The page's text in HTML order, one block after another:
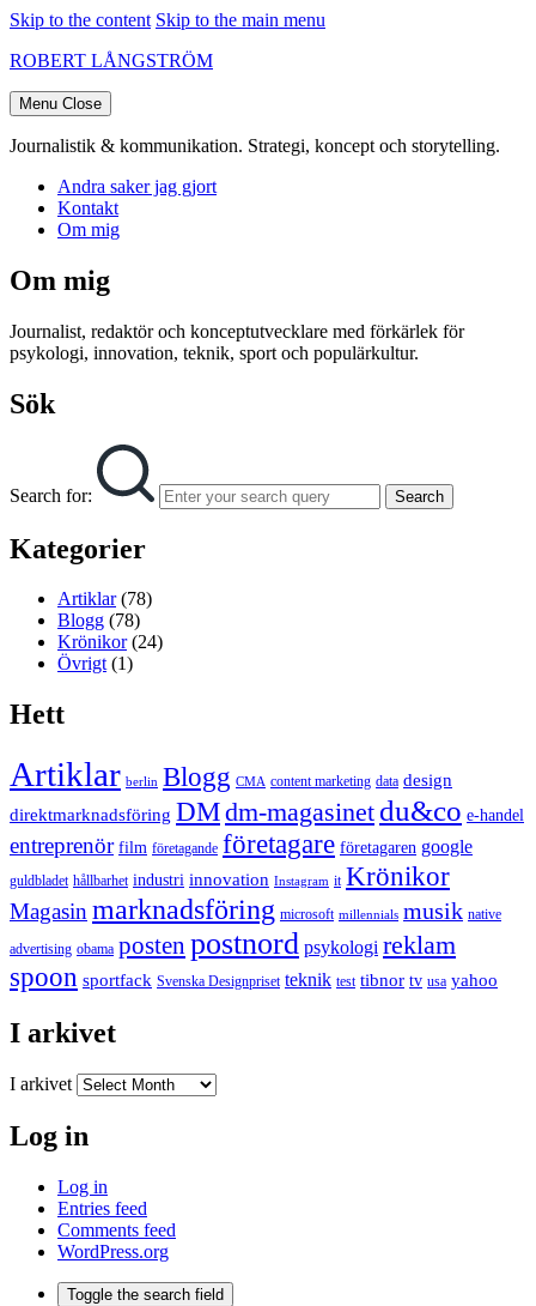
Skip to the content Skip to the main menu
ROBERT LÅNGSTRÖM
Menu Close
Journalistik & kommunikation. Strategi, koncept och storytelling.
Andra saker jag gjort
Kontakt
Om mig
Om mig
Journalist, redaktör och konceptutvecklare med förkärlek för
psykologi, innovation, teknik, sport och populärkultur.
Sök
Search for: Search
Kategorier
Artiklar(78)
Blogg (78)
Krönikor(24)
Övrigt(1)
Hett
Artiklar berlin Blogg CMA content marketing data design
direktmarknadsföring DMdm-magasinet du&co e-handel
entreprenör film företagande företagare företagaren google
guldbladet hållbarhet industri innovation Instagram it Krönikor
Magasinmarknadsföring microsoft millennials musik native
advertising obama posten postnord psykologi reklam
spoon sportfack Svenska Designpriset teknik test tibnor tv usa yahoo
I arkivet
I arkivet
Log in
Log in
Entries feed
Comments feed
WordPress.org
Toggle the search field